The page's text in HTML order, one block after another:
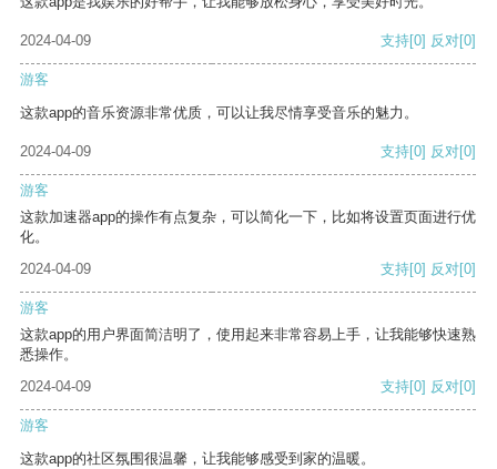
2024-04-09 支持[0] 反对[0]
游客
这款app的音乐资源非常优质，可以让我尽情享受音乐的魅力。
2024-04-09 支持[0] 反对[0]
游客
这款加速器app的操作有点复杂，可以简化一下，比如将设置页面进行优
化。
2024-04-09
支持[0] 反对[0]
游客
这款app的用户界面简洁明了，使用起来非常容易上手，让我能够快速熟
悉操作。
2024-04-09
支持[0] 反对[0]
游客
这款app的社区氛围很温馨，让我能够感受到家的温暖。